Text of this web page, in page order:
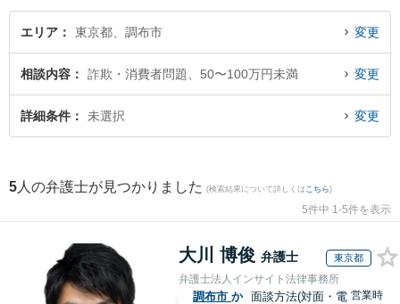
索もでき便利です。特に多摩オアシス法律事務所の小松 雅彦弁護士やリバース
トーン法律事務所の石川 雄太弁護士、調布武蔵野の森法律事務所の安川 愼二弁
弁護士に相談したい』『50〜100万円未満の詐欺被害のトラブル解決の実績豊
富な近くの弁護士を検索したい』『初回相談無料で50〜100万円未満の詐欺被
害を法律相談できる調布市内の弁護士に相談予約したい』などでお困りの相談
エリア 東京都、調布市 変更
相談内容 詐欺・消費者問題、50〜100万円未満 変更
詳細条件 未選択 変更
5 人の弁護士が見つかりました (検索結果について詳しくは こちら)
5件中 1-5件を表示
大川 博俊 弁護士 東京都
弁護士法人インサイト法律事務所
調布市 か 面談方法(対面・電 営業時